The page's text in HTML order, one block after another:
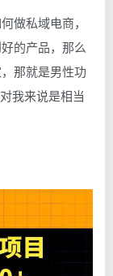
做私域电商，
的产品，那么
那就是男性功
我来说是相当